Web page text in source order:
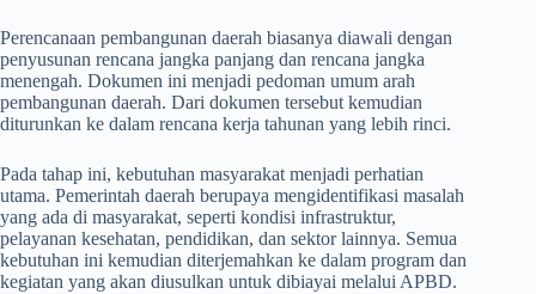
Perencanaan pembangunan daerah biasanya diawali dengan
penyusunan rencana jangka panjang dan rencana jangka
menengah. Dokumen ini menjadi pedoman umum arah
pembangunan daerah. Dari dokumen tersebut kemudian
diturunkan ke dalam rencana kerja tahunan yang lebih rinci.
Pada tahap ini, kebutuhan masyarakat menjadi perhatian
utama. Pemerintah daerah berupaya mengidentifikasi masalah
yang ada di masyarakat, seperti kondisi infrastruktur,
pelayanan kesehatan, pendidikan, dan sektor lainnya. Semua
kebutuhan ini kemudian diterjemahkan ke dalam program dan
kegiatan yang akan diusulkan untuk dibiayai melalui APBD.